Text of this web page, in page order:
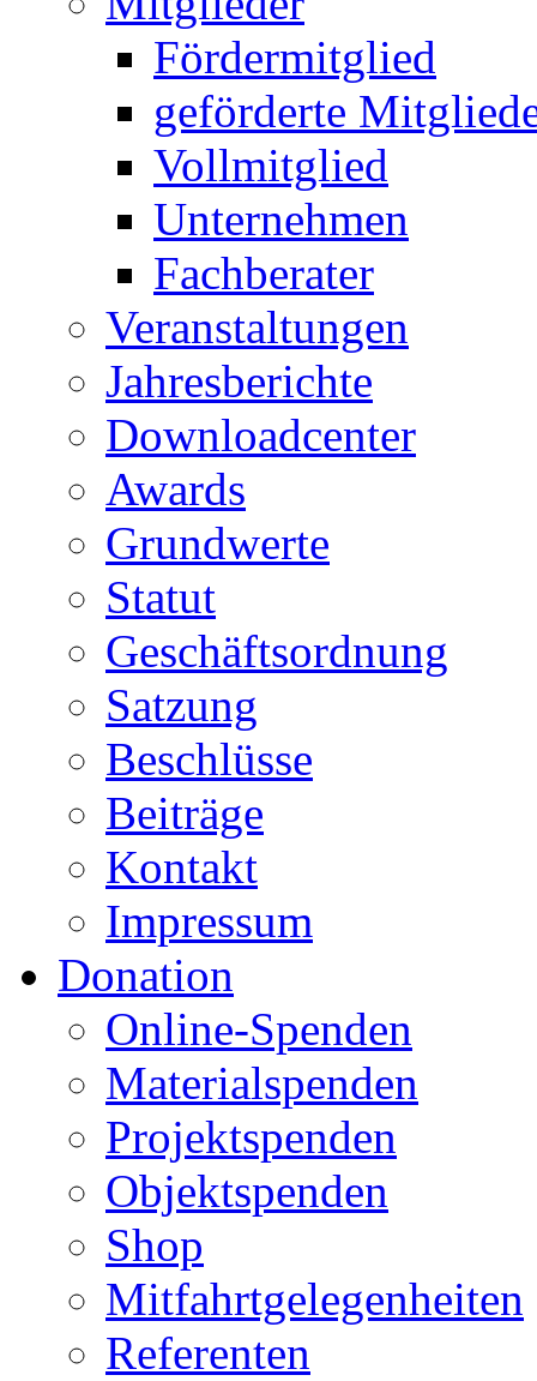
Fördermitglied
geförderte
Vollmitglied
Unternehmen
Fachberater
Veranstaltungen
Jahresberichte
Downloadcenter
Awards
Grundwerte
Statut
Geschäftsordnung
Satzung
Beschlüsse
Beiträge
Kontakt
Impressum
Donation
Online-Spenden
Materialspenden
Projektspenden
Objektspenden
Shop
Mitfahrtgelegenheiten
Referenten